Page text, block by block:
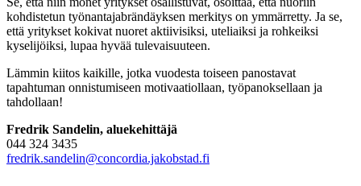
kohdistetun työnantajabrändäyksen merkitys on ymmärretty. Ja se,
että yritykset kokivat nuoret aktiivisiksi, uteliaiksi ja rohkeiksi
kyselijöiksi, lupaa hyvää tulevaisuuteen.
Lämmin kiitos kaikille, jotka vuodesta toiseen panostavat
tapahtuman onnistumiseen motivaatiollaan, työpanoksellaan ja
tahdollaan!
Fredrik Sandelin, aluekehittäjä
044 324 3435
fredrik.sandelin@concordia.jakobstad.fi